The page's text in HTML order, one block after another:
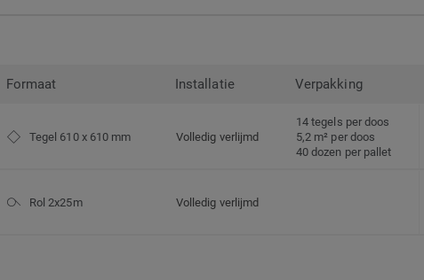
Formaat Installatie Verpakking
Tegel 610 x 610 mm Volledig verlijmd
14 tegels per doos
5,2 m² per doos
40 dozen per pallet
Rol 2x25m Volledig verlijmd